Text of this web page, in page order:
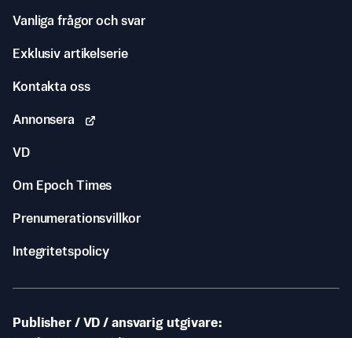
Vanliga frågor och svar
Exklusiv artikelserie
Kontakta oss
Annonsera
VD
Om Epoch Times
Prenumerationsvillkor
Integritetspolicy
Publisher / VD / ansvarig utgivare